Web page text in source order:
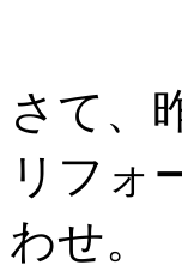
さて、
リフォ
わせ。